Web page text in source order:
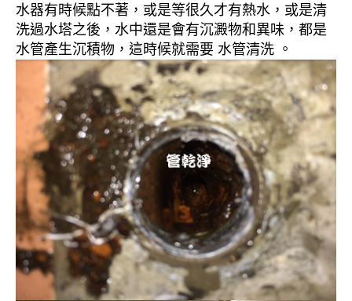
水器有時候點不著，或是等很久才有熱水，或是清
洗過水塔之後，水中還是會有沉澱物和異味，都是
水管產生沉積物，這時候就需要 水管清洗 。